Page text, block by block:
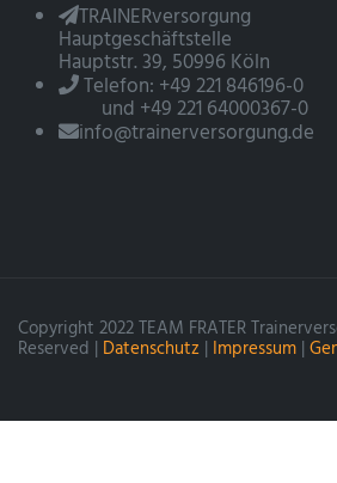
TRAINERversorgung
Hauptgeschäftstelle
Hauptstr. 39, 50996 Köln
Telefon: +49 221 846196-0
und +49 221 64000367-0
info@trainerversorgung.de
Copyright 2022 TEAM FRATER
Reserved | Datenschutz | Impressum |